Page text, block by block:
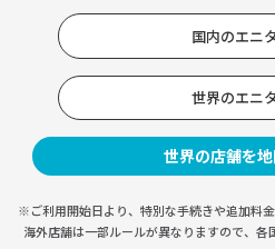
国内のエニ
世界のエニ
世界の店舗を
※ご利用開始日より、特別な手続きや追加料
海外店舗は一部ルールが異なりますので、 各